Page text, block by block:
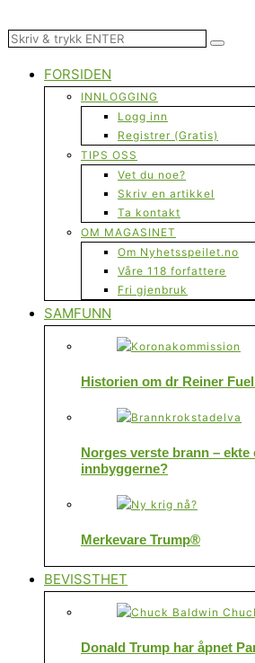
FORSIDEN
INNLOGGING
Logg inn
Registrer (Gratis)
TIPS OSS
Vet du noe?
Skriv en artikkel
Ta kontakt
OM MAGASINET
Om Nyhetsspeilet.no
Våre 118 forfattere
Fri gjenbruk
SAMFUNN
Historien om dr Reiner
Norges verste brann –
innbyggerne?
Merkevare Trump®
BEVISSTHET
Donald Trump har åpnet